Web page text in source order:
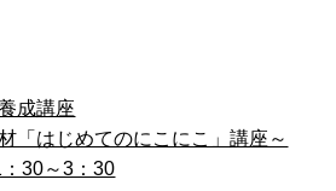
成講座
「はじめてのにこにこ」講座～
30～3：30